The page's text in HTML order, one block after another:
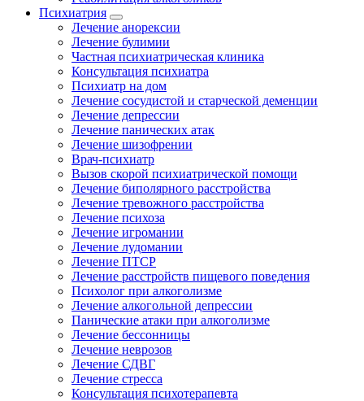
Психиатрия
Лечение анорексии
Лечение булимии
Частная психиатрическая клиника
Консультация психиатра
Психиатр на дом
Лечение сосудистой и старческой деменции
Лечение депрессии
Лечение панических атак
Лечение шизофрении
Врач-психиатр
Вызов скорой психиатрической помощи
Лечение биполярного расстройства
Лечение тревожного расстройства
Лечение психоза
Лечение игромании
Лечение лудомании
Лечение ПТСР
Лечение расстройств пищевого поведения
Психолог при алкоголизме
Лечение алкогольной депрессии
Панические атаки при алкоголизме
Лечение бессонницы
Лечение неврозов
Лечение СДВГ
Лечение стресса
Консультация психотерапевта